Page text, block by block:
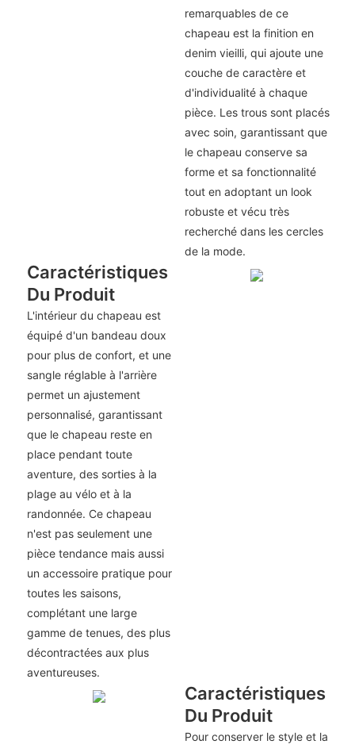
remarquables de ce
chapeau est la finition en
denim vieilli, qui ajoute une
couche de caractère et
d'individualité à chaque
pièce. Les trous sont placés
avec soin, garantissant que
le chapeau conserve sa
forme et sa fonctionnalité
tout en adoptant un look
robuste et vécu très
recherché dans les cercles
de la mode.
Caractéristiques
Du Produit
L'intérieur du chapeau est
équipé d'un bandeau doux
pour plus de confort, et une
sangle réglable à l'arrière
permet un ajustement
personnalisé, garantissant
que le chapeau reste en
place pendant toute
aventure, des sorties à la
plage au vélo et à la
randonnée. Ce chapeau
n'est pas seulement une
pièce tendance mais aussi
un accessoire pratique pour
toutes les saisons,
complétant une large
gamme de tenues, des plus
décontractées aux plus
aventureuses.
Caractéristiques
Du Produit
Pour conserver le style et la